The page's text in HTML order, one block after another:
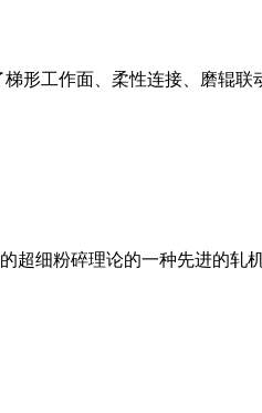
形工作面、柔性连接、磨辊
超细粉碎理论的一种先进的轧